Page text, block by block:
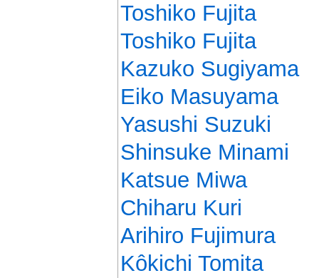
Toshiko Fujita
Toshiko Fujita
Kazuko Sugiyama
Eiko Masuyama
Yasushi Suzuki
Shinsuke Minami
Katsue Miwa
Chiharu Kuri
Arihiro Fujimura
Kôkichi Tomita